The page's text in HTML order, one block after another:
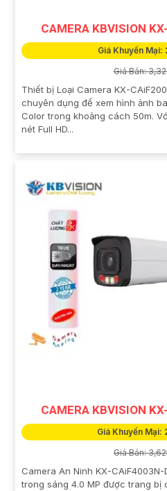
CAMERA KBVISION
Giá Khuyến Mại:
Giá Bán:
Thiết bị Loại Camera KX-
chuyên dụng để xem hình ảnh
Color trong khoảng cách 50m.
nét Full HD...
CAMERA KBVISION
Giá Khuyến Mại:
Giá Bán:
Camera An Ninh KX-
trong sáng 4.0 MP được trang bị